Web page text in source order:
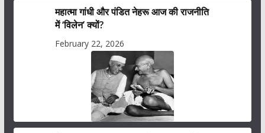
महात्मा गांधी और पंडित नेहरू आज की राजनीति
में ‘विलेन’ क्यों?
February 22, 2026